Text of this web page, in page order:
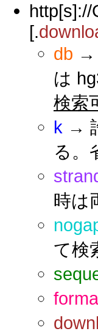
http[s]://
[.
db →
は
検索
k →
る。
時は
て検